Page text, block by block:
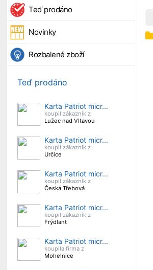
Teď prodáno
Novinky
Rozbalené zboží
Teď prodáno
Karta Patriot micr...
koupil zákazník z
Lužec nad Vltavou
Karta Patriot micr...
koupil zákazník z
Určice
Karta Patriot micr...
koupil zákazník z
Česká Třebová
Karta Patriot micr...
koupil zákazník z
Frýdlant
Karta Patriot micr...
koupila firma z
Mohelnice